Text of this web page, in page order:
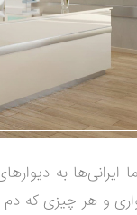
ما ایرانی‌ها به
و هر چیزی که دم‌